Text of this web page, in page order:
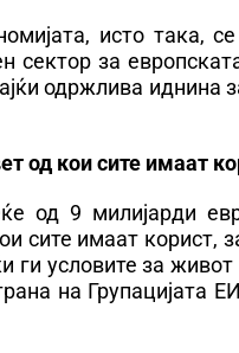
исто така,
сектор за
одржлива иднина
од кои сите имаат
од 9 милијарди
сите имаат корист,
ги условите за
на Групацијата